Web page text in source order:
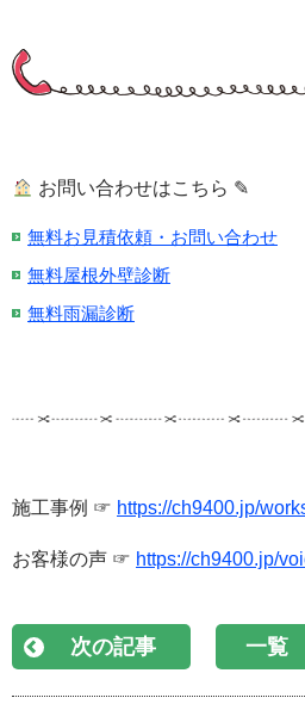
お問い合わせはこちら ✎
無料お見積依頼・お問い合わせ
無料屋根外壁診断
無料雨漏診断
施工事例 ☞ https://ch9400.jp/
お客様の声 ☞ https://ch9400.jp/
次の記事 一覧